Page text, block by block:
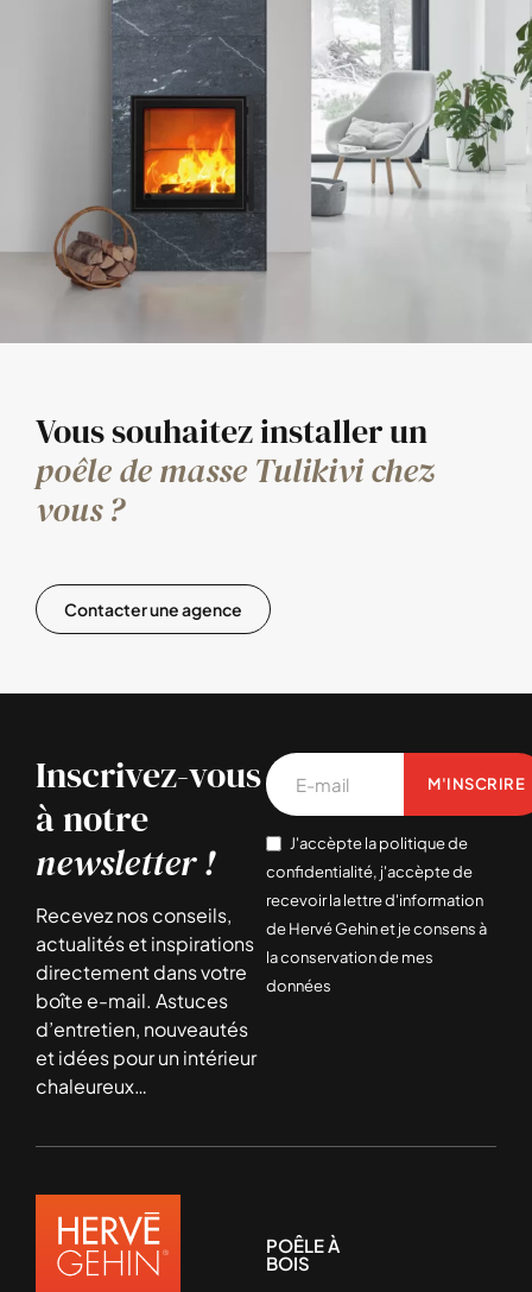
Vous souhaitez installer un
poêle de masse Tulikivi chez
vous ?
Contacter une agence
Inscrivez-vous
à notre
newsletter !
Recevez nos conseils,
actualités et inspirations
directement dans votre
boîte e-mail. Astuces
d’entretien, nouveautés
et idées pour un intérieur
chaleureux…
J'accèpte la politique de
confidentialité, j'accèpte de
recevoir la lettre d'information
de Hervé Gehin et je consens à
la conservation de mes
données
M'INSCRIRE
POÊLE À
BOIS